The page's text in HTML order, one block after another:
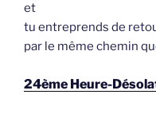
et
tu entreprends de
par le même chemin
24ème Heure-